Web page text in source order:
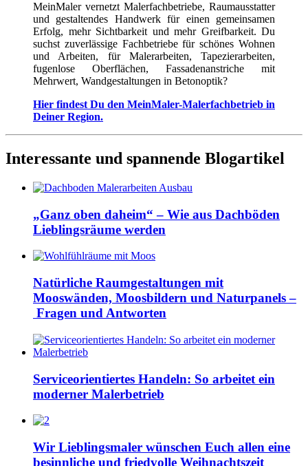
MeinMaler vernetzt Malerfachbetriebe, Raumausstatter
und gestaltendes Handwerk für einen gemeinsamen
Erfolg, mehr Sichtbarkeit und mehr Greifbarkeit. Du
suchst zuverlässige Fachbetriebe für schönes Wohnen
und Arbeiten, für Malerarbeiten, Tapezierarbeiten,
fugenlose Oberflächen, Fassadenanstriche mit
Mehrwert, Wandgestaltungen in Betonoptik?
Hier findest Du den MeinMaler-Malerfachbetrieb in
Deiner Region.
Interessante und spannende Blogartikel
„Ganz oben daheim“ – Wie aus Dachböden
Lieblingsräume werden
Natürliche Raumgestaltungen mit
Mooswänden, Moosbildern und Naturpanels –
Fragen und Antworten
Serviceorientiertes Handeln: So arbeitet ein
moderner Malerbetrieb
Wir Lieblingsmaler wünschen Euch allen eine
besinnliche und friedvolle Weihnachtszeit